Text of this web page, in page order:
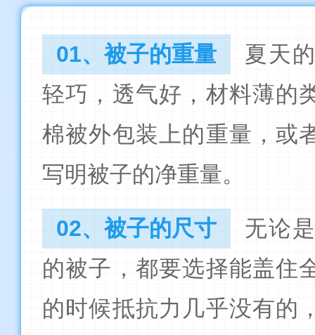
01、被子的重量
夏天
轻巧，透气好，材料薄的
棉被外包装上的重量，或
写明被子的净重量。
02、被子的尺寸
无论
的被子，都要选择能盖住
的时候抵抗力几乎没有的